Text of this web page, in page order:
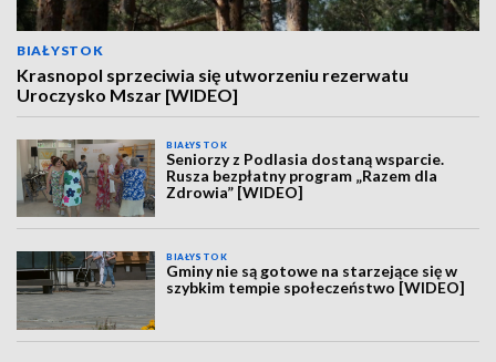
BIAŁYSTOK
Krasnopol sprzeciwia się utworzeniu rezerwatu
Uroczysko Mszar [WIDEO]
BIAŁYSTOK
Seniorzy z Podlasia dostaną wsparcie.
Rusza bezpłatny program „Razem dla
Zdrowia” [WIDEO]
BIAŁYSTOK
Gminy nie są gotowe na starzejące się w
szybkim tempie społeczeństwo [WIDEO]